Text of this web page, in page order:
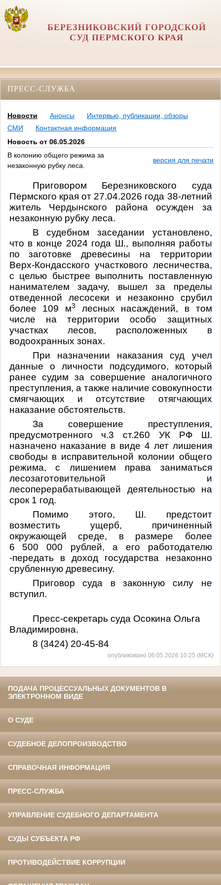
БЕРЕЗНИКОВСКИЙ ГОРОДСКОЙ
СУД ПЕРМСКОГО КРАЯ
ПРЕСС-СЛУЖБА
Новости Анонсы
Интервью, публикации, обзоры
СМИ
Контактная информация
Новость от 06.05.2026
В колонию общего режима за
незаконную рубку леса.
версия для печати
Приговором Березниковского суда
Пермского края от 27.04.2026 года 38-летний
житель Чердынского района осужден за
незаконную рубку леса.
В судебном заседании установлено,
что в конце 2024 года Ш., выполняя работы
по заготовке древесины на территории
Верх-Кондасского участкового лесничества,
с целью быстрее выполнить поставленную
нанимателем задачу, вышел за пределы
отведенной лесосеки и незаконно срубил
более 109 м3
лесных насаждений, в том
числе на территории особо защитных
участках лесов, расположенных в
водоохранных зонах.
При назначении наказания суд учел
данные о личности подсудимого, который
ранее судим за совершение аналогичного
преступления, а также наличие совокупности
смягчающих и отсутствие отягчающих
наказание обстоятельств.
За совершение преступления,
предусмотренного ч.3 ст.260 УК РФ Ш.
назначено наказание в виде 4 лет лишения
свободы в исправительной колонии общего
режима, с лишением права заниматься
лесозаготовительной и
лесоперерабатывающей деятельностью на
срок 1 год.
Помимо этого, Ш. предстоит
возместить ущерб, причиненный
окружающей среде, в размере более
6 500 000 рублей, а его работодателю
-передать в доход государства незаконно
срубленную древесину.
Приговор суда в законную силу не
вступил.
Пресс-секретарь суда Осокина Ольга
Владимировна.
8 (3424) 20-45-84
опубликовано 06.05.2026 10:25 (МСК)
ПОДАЧА ПРОЦЕССУАЛЬНЫХ ДОКУМЕНТОВ В
ЭЛЕКТРОННОМ ВИДЕ
О СУДЕ
СУДЕБНОЕ ДЕЛОПРОИЗВОДСТВО
СПРАВОЧНАЯ ИНФОРМАЦИЯ
ПРЕСС-СЛУЖБА
УПРАВЛЕНИЕ СУДЕБНОГО ДЕПАРТАМЕНТА
СУДЫ СУБЪЕКТА РФ
ПРОТИВОДЕЙСТВИЕ КОРРУПЦИИ